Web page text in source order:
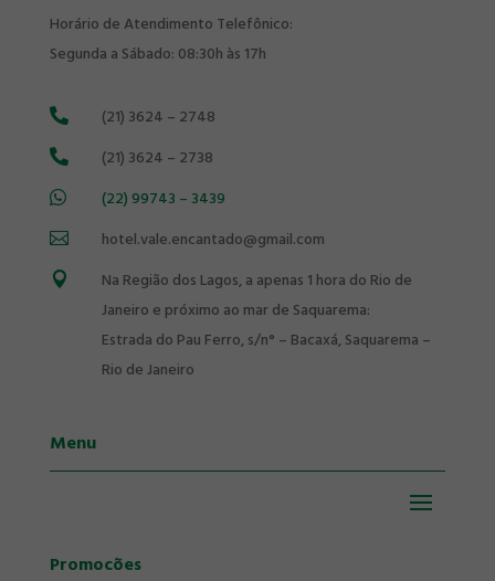
Horário de Atendimento Telefônico:
Segunda a Sábado: 08:30h às 17h
 (21) 3624 – 2748
 (21) 3624 – 2738
 (22) 99743 – 3439
 hotel.vale.encantado@gmail.com

Na Região dos Lagos, a apenas 1 hora do Rio de
Janeiro e próximo ao mar de Saquarema:
Estrada do Pau Ferro, s/n° – Bacaxá, Saquarema –
Rio de Janeiro
Menu
Promocões